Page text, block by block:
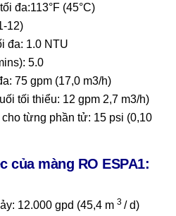
đa:113°F (45°C)
12)
đa: 1.0 NTU
5.0
75 gpm (17,0 m3/h)
tối thiểu: 12 gpm 2,7 m3/h)
từng phần tử: 15 psi (0,10
của màng RO ESPA1:
12.000 gpd (45,4 m 3 / d)